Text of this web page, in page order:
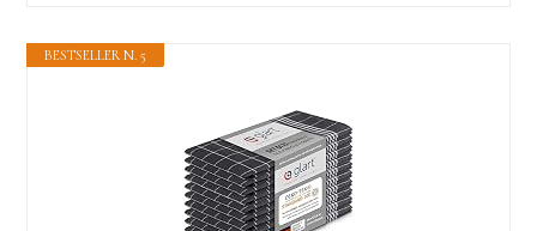
BESTSELLER N. 5